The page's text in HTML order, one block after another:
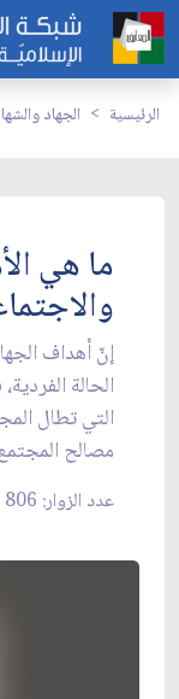
الرئيسية الجهاد
ما هي
إنّ أهداف
الحالة
التي تطال
مصالح
عدد الزوار: 806